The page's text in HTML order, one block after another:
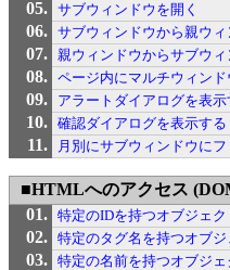
サブウィンドウを開く
サブウィンドウから親ウ
親ウィンドウからサブウ
ページ内にマルチウィンド
アラートダイアログを表示
確認ダイアログを表示する
月別にサブウィンドウに
■HTMLへのアクセス
特定のIDを持つオブジェ
特定のタグ名を持つオブ
特定の名前を持つオブジ